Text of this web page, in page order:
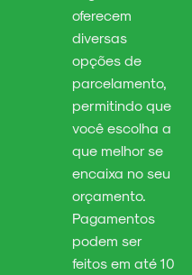
oferecem
diversas
opções de
parcelamento,
permitindo que
você escolha a
que melhor se
encaixa no seu
orçamento.
Pagamentos
podem ser
feitos em até 10